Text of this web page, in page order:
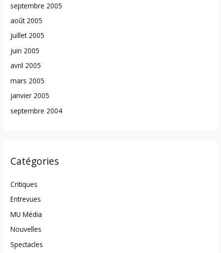
septembre 2005
août 2005
juillet 2005
juin 2005
avril 2005
mars 2005
janvier 2005
septembre 2004
Catégories
Critiques
Entrevues
MU Média
Nouvelles
Spectacles